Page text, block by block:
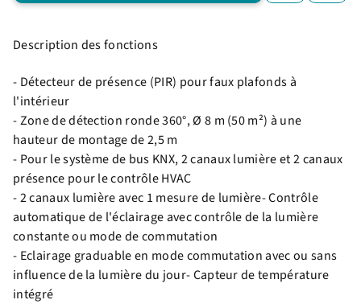
Description des fonctions
- Détecteur de présence (PIR) pour faux plafonds à
l'intérieur
- Zone de détection ronde 360°, Ø 8 m (50 m²) à une
hauteur de montage de 2,5 m
- Pour le système de bus KNX, 2 canaux lumière et 2 canaux
présence pour le contrôle HVAC
- 2 canaux lumière avec 1 mesure de lumière- Contrôle
automatique de l'éclairage avec contrôle de la lumière
constante ou mode de commutation
- Eclairage graduable en mode commutation avec ou sans
influence de la lumière du jour- Capteur de température
intégré